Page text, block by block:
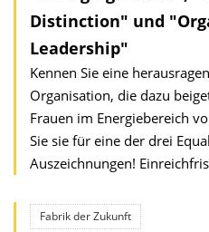
Distinction" und
Leadership"
Kennen Sie eine
Organisation, die dazu
Frauen im Energiebereich
Sie sie für eine der drei
Auszeichnungen!
Fabrik der Zukunft